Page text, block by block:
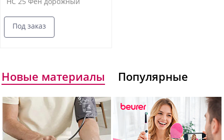
Под заказ
Новые материалы Популярные